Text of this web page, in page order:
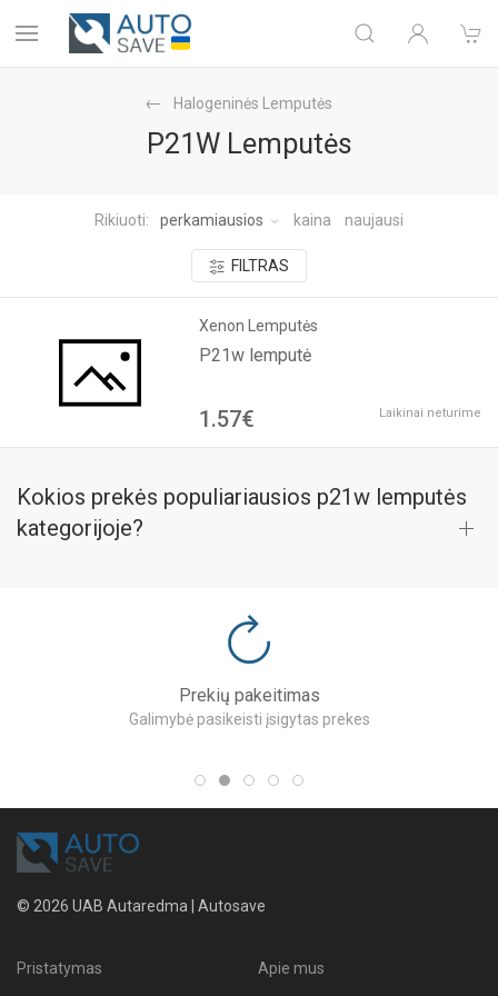
Halogeninės Lemputės
P21W Lemputės
Rikiuoti: perkamiausios kaina naujausi
FILTRAS
Xenon Lemputės
P21w lemputė
1.57€ Laikinai neturime
Kokios prekės populiariausios p21w lemputės
kategorijoje?
Prekių pakeitimas
Galimybė pasikeisti įsigytas prekes
© 2026 UAB Autaredma | Autosave
Pristatymas
Apie mus